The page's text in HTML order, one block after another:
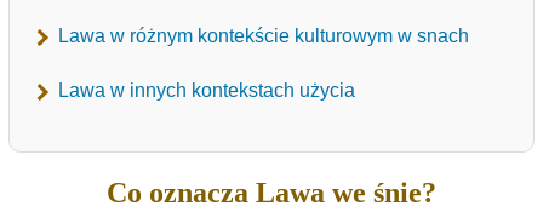
Lawa w różnym kontekście kulturowym w snach
Lawa w innych kontekstach użycia
Co oznacza Lawa we śnie?